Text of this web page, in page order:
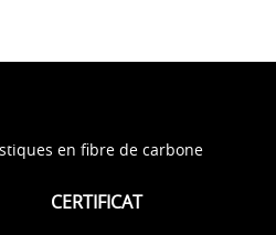
en fibre de carbone
CERTIFICAT